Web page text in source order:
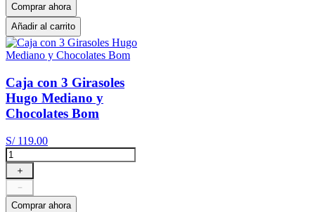
Comprar ahora
Añadir al carrito
Caja con 3 Girasoles
Hugo Mediano y
Chocolates Bom
S/ 119.00
＋
－
Comprar ahora